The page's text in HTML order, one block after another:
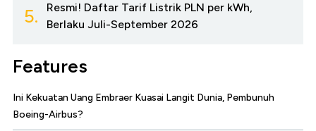
5.
Resmi! Daftar Tarif Listrik PLN per kWh,
Berlaku Juli-September 2026
Features
Ini Kekuatan Uang Embraer Kuasai Langit Dunia, Pembunuh
Boeing-Airbus?